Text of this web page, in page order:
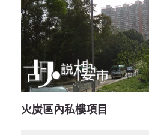
火炭區內私樓項目